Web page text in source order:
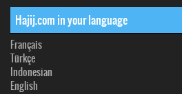
Hajij.com in your language
Français
Türkçe
Indonesian
English